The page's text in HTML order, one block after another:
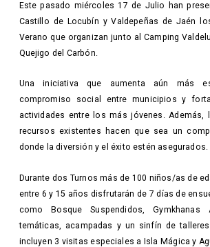
Este pasado miércoles 17 de Julio han
Castillo de Locubín y Valdepeñas de Jaén
Verano que organizan junto al Camping
Quejigo del Carbón.
Una iniciativa que aumenta aún más
compromiso social entre municipios y
actividades entre los más jóvenes. Además,
recursos existentes hacen que sea un
donde la diversión y el éxito estén asegurados.
Durante dos Turnos más de 100 niños/as de
entre 6 y 15 años disfrutarán de 7 días de
como Bosque Suspendidos, Gymkhanas
temáticas, acampadas y un sinfín de
incluyen 3 visitas especiales a Isla Mágica y